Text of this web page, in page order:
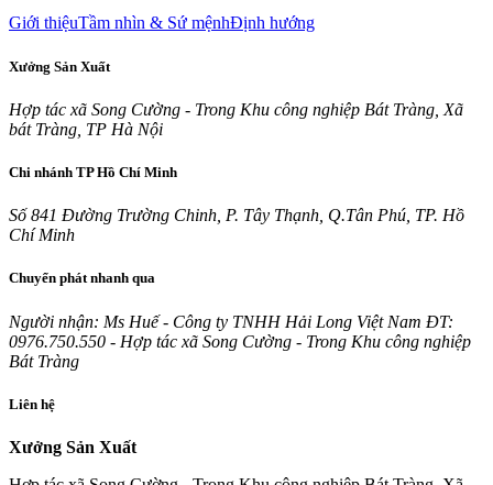
Giới thiệuTầm nhìn & Sứ mệnhĐịnh hướng
Xưởng Sản Xuất
Hợp tác xã Song Cường - Trong Khu công nghiệp Bát Tràng, Xã
bát Tràng, TP Hà Nội
Chi nhánh TP Hồ Chí Minh
Số 841 Đường Trường Chinh, P. Tây Thạnh, Q.Tân Phú, TP. Hồ
Chí Minh
Chuyển phát nhanh qua
Người nhận: Ms Huế - Công ty TNHH Hải Long Việt Nam ĐT:
0976.750.550 - Hợp tác xã Song Cường - Trong Khu công nghiệp
Bát Tràng
Liên hệ
Xưởng Sản Xuất